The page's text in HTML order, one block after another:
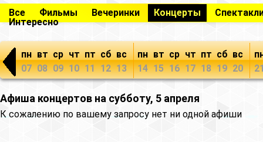
Все Фильмы Вечеринки Концерты
Интересно
пн
07
вт
08
ср
09
чт
10
пт
11
сб
12
вс
13
пн
14
вт
15
ср
16
чт
17
пт
18
сб
19
вс
20
Афиша концертов на субботу, 5 апреля
К сожалению по вашему запросу нет ни одной афиши